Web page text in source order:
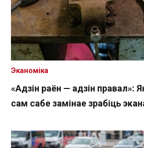
«Адзін раён — адзін правал»:
сам сабе замінае зрабіць
Эканоміка